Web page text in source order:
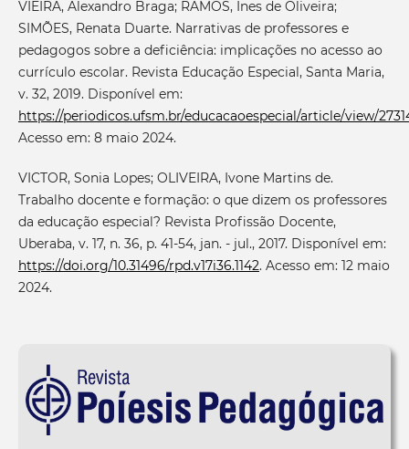
VIEIRA, Alexandro Braga; RAMOS, Ines de Oliveira;
SIMÕES, Renata Duarte. Narrativas de professores e
pedagogos sobre a deficiência: implicações no acesso ao
currículo escolar. Revista Educação Especial, Santa Maria,
v. 32, 2019. Disponível em:
https://periodicos.ufsm.br/educacaoespecial/article/view/
Acesso em: 8 maio 2024.
VICTOR, Sonia Lopes; OLIVEIRA, Ivone Martins de.
Trabalho docente e formação: o que dizem os professores
da educação especial? Revista Profissão Docente,
Uberaba, v. 17, n. 36, p. 41-54, jan. - jul., 2017. Disponível em:
https://doi.org/10.31496/rpd.v17i36.1142. Acesso em: 12 maio
2024.